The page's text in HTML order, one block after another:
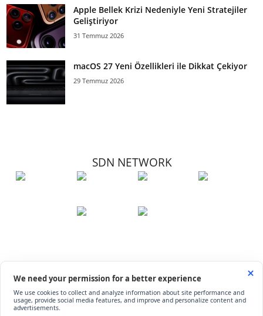
Apple Bellek Krizi Nedeniyle Yeni Stratejiler
Geliştiriyor
31 Temmuz 2026
macOS 27 Yeni Özellikleri ile Dikkat Çekiyor
29 Temmuz 2026
SDN NETWORK